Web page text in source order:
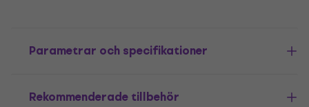
Parametrar och specifikationer
Rekommenderade tillbehör